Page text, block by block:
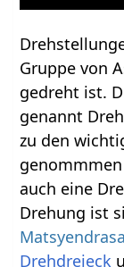
Gruppe von
gedreht ist.
genannt
zu den
auch eine
Drehung ist
Drehdreieck